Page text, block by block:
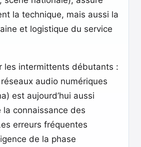
la technique, mais aussi la
et logistique du service
les intermittents débutants :
audio numériques
est aujourd’hui aussi
connaissance des
erreurs fréquentes
de la phase